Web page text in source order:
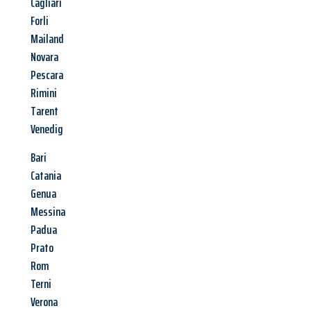
Forli
Mailand
Novara
Pescara
Rimini
Tarent
Venedig
Bari
Catania
Genua
Messina
Padua
Prato
Rom
Terni
Verona